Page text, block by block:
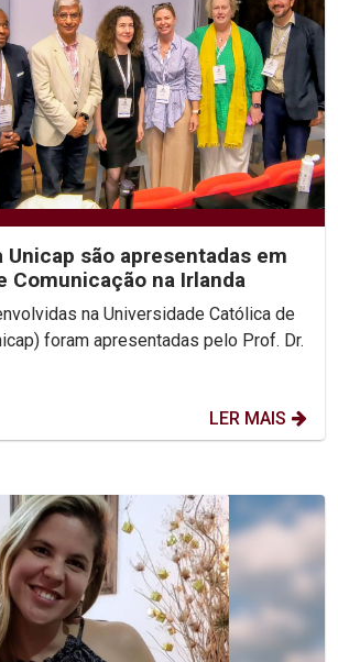
Unicap são apresentadas em
Comunicação na Irlanda
na Universidade Católica de
foram apresentadas pelo Prof. Dr.
LER MAIS